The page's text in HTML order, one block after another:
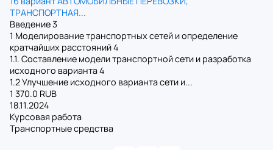
ТРАНСПОРТНАЯ...
Введение 3
1 Моделирование транспортных сетей и определение
кратчайших расстояний 4
1.1. Составление модели транспортной сети и разработка
исходного варианта 4
1.2 Улучшение исходного варианта сети и...
1 370.0 RUB
18.11.2024
Курсовая работа
Транспортные средства